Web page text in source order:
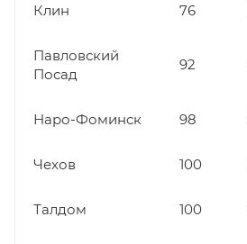
Клин 76
Павловский
Посад
92
Наро-Фоминск 98
Чехов 100
Талдом 100